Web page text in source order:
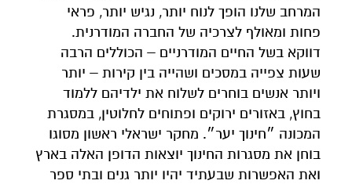
המרחב שלנו הופך לנוח יותר, נגיש יותר, פראי
פחות ומאולף לצרכיה של החברה המודרנית.
דווקא בשל החיים המודרניים – הכוללים הרבה
שעות צפייה במסכים ושהייה בין קירות – יותר
ויותר אנשים בוחרים לשלוח את ילדיהם ללמוד
בחוץ, באזורים ירוקים ופתוחים לחלוטין, במסגרת
המכונה ״חינוך יער״. מחקר ישראלי ראשון מסוגו
בוחן את מסגרות החינוך יוצאות הדופן האלה בארץ
ואת האפשרות שבעתיד יהיו יותר גנים ובתי ספר